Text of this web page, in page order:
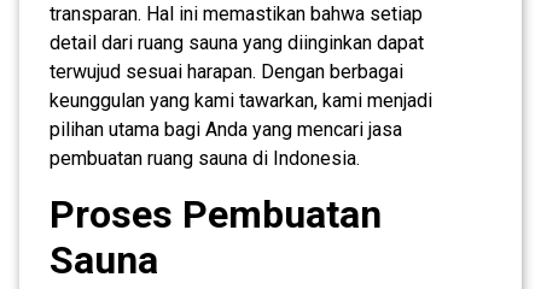
transparan. Hal ini memastikan bahwa setiap
detail dari ruang sauna yang diinginkan dapat
terwujud sesuai harapan. Dengan berbagai
keunggulan yang kami tawarkan, kami menjadi
pilihan utama bagi Anda yang mencari jasa
pembuatan ruang sauna di Indonesia.
Proses Pembuatan
Sauna